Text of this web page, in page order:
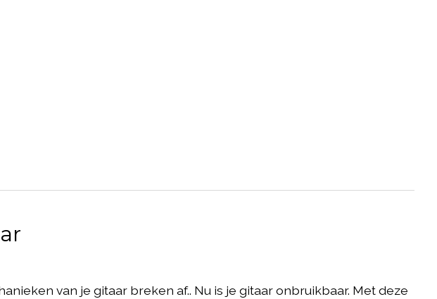
van je gitaar breken af.. Nu is je gitaar onbruikbaar. Met deze